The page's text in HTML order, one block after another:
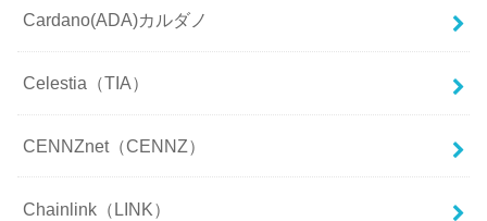
Cardano(ADA)カルダノ
Celestia（TIA）
CENNZnet（CENNZ）
Chainlink（LINK）